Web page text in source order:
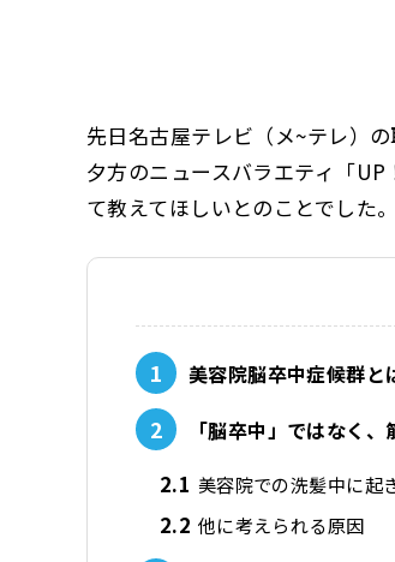
先日名古屋テレビ（メ~テレ）の
夕方のニュースバラエティ「
て教えてほしいとのことでした。
1 美容院脳卒中症候群と
2
「脳卒中」ではなく
2.1 美容院での洗髪中に起
2.2 他に考えられる原因